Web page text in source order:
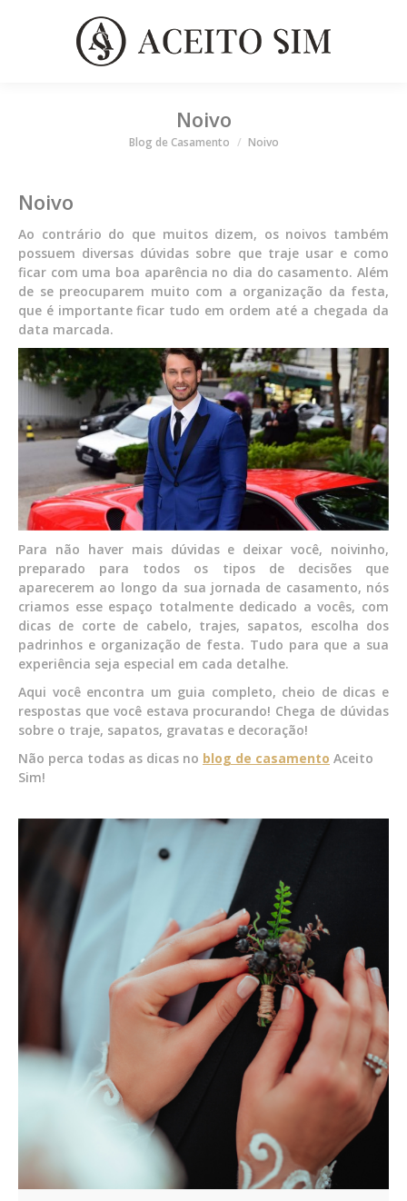
Noivo
Você está aqui
Blog de Casamento Noivo
Noivo
Ao contrário do que muitos dizem, os noivos também
possuem diversas dúvidas sobre que traje usar e como
ficar com uma boa aparência no dia do casamento. Além
de se preocuparem muito com a organização da festa,
que é importante ficar tudo em ordem até a chegada da
data marcada.
Para não haver mais dúvidas e deixar você, noivinho,
preparado para todos os tipos de decisões que
aparecerem ao longo da sua jornada de casamento, nós
criamos esse espaço totalmente dedicado a vocês, com
dicas de corte de cabelo, trajes, sapatos, escolha dos
padrinhos e organização de festa. Tudo para que a sua
experiência seja especial em cada detalhe.
Aqui você encontra um guia completo, cheio de dicas e
respostas que você estava procurando! Chega de dúvidas
sobre o traje, sapatos, gravatas e decoração!
Não perca todas as dicas no blog de casamento Aceito
Sim!